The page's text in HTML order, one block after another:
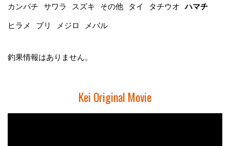
カンパチ サワラ スズキ その他 タイ タチウオ ハマチ
ヒラメ ブリ メジロ メバル
釣果情報はありません。
Kei Original Movie